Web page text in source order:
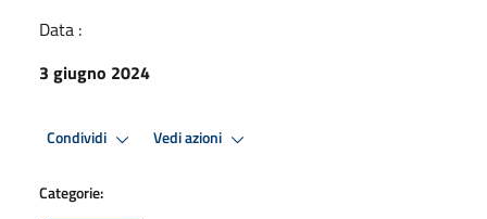
Data :
3 giugno 2024
Condividi Vedi azioni
Categorie: